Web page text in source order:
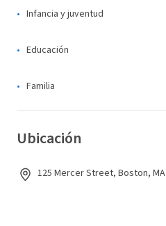
Infancia y juventud
Educación
Familia
Ubicación
125 Mercer Street, Boston,